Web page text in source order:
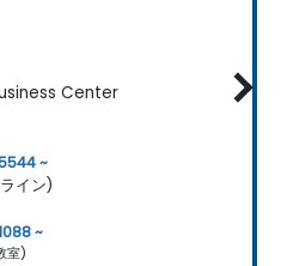
Center
~
イン)
~
室)